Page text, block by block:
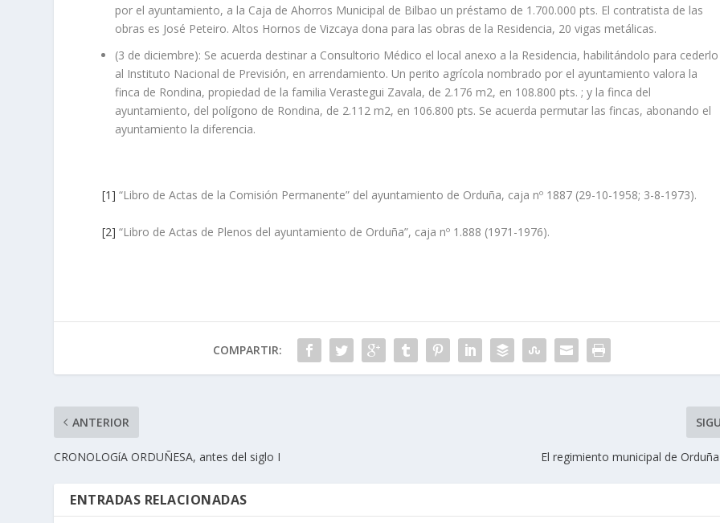
por el ayuntamiento, a la Caja de Ahorros Municipal de Bilbao un préstamo de 1.700.000 pts. El contratista de las
obras es José Peteiro. Altos Hornos de Vizcaya dona para las obras de la Residencia, 20 vigas metálicas.
(3 de diciembre): Se acuerda destinar a Consultorio Médico el local anexo a la Residencia, habilitándolo para cederlo
al Instituto Nacional de Previsión, en arrendamiento. Un perito agrícola nombrado por el ayuntamiento valora la
finca de Rondina, propiedad de la familia Verastegui Zavala, de 2.176 m2, en 108.800 pts. ; y la finca del
ayuntamiento, del polígono de Rondina, de 2.112 m2, en 106.800 pts. Se acuerda permutar las fincas, abonando el
ayuntamiento la diferencia.
[1] “Libro de Actas de la Comisión Permanente” del ayuntamiento de Orduña, caja nº 1887 (29-10-1958; 3-8-1973).
[2] “Libro de Actas de Plenos del ayuntamiento de Orduña”, caja nº 1.888 (1971-1976).
COMPARTIR:
ANTERIOR
CRONOLOGíA ORDUÑESA, antes del siglo I El regimiento municipal de
ENTRADAS RELACIONADAS